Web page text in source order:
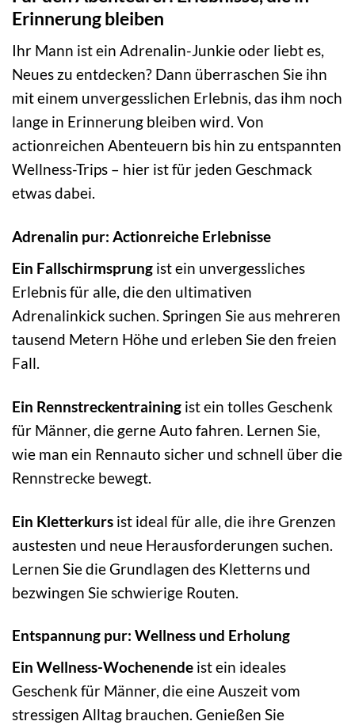
Erinnerung bleiben
Ihr Mann ist ein Adrenalin-Junkie oder liebt es,
Neues zu entdecken? Dann überraschen Sie ihn
mit einem unvergesslichen Erlebnis, das ihm noch
lange in Erinnerung bleiben wird. Von
actionreichen Abenteuern bis hin zu entspannten
Wellness-Trips – hier ist für jeden Geschmack
etwas dabei.
Adrenalin pur: Actionreiche Erlebnisse
Ein Fallschirmsprung ist ein unvergessliches
Erlebnis für alle, die den ultimativen
Adrenalinkick suchen. Springen Sie aus mehreren
tausend Metern Höhe und erleben Sie den freien
Fall.
Ein Rennstreckentraining ist ein tolles Geschenk
für Männer, die gerne Auto fahren. Lernen Sie,
wie man ein Rennauto sicher und schnell über die
Rennstrecke bewegt.
Ein Kletterkurs ist ideal für alle, die ihre Grenzen
austesten und neue Herausforderungen suchen.
Lernen Sie die Grundlagen des Kletterns und
bezwingen Sie schwierige Routen.
Entspannung pur: Wellness und Erholung
Ein Wellness-Wochenende ist ein ideales
Geschenk für Männer, die eine Auszeit vom
stressigen Alltag brauchen. Genießen Sie